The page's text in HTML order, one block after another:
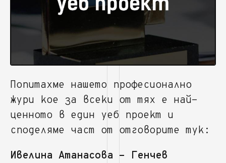
Попитахме нашето професионално
жури кое за всеки от тях е най-
ценното в един уеб проект и
споделяме част от отговорите тук:
Ивелина Атанасова - Генчев